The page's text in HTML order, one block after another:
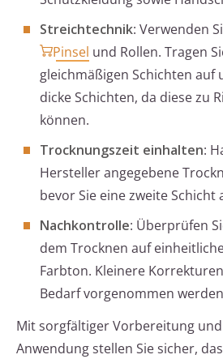
Streichtechnik: Verwenden
Pinsel und Rollen. Tragen
gleichmäßigen Schichten auf
dicke Schichten, da diese zu
können.
Trocknungszeit einhalten:
Hersteller angegebene
bevor Sie eine zweite Schicht
Nachkontrolle: Überprüfen
dem Trocknen auf
Farbton. Kleinere
Bedarf vorgenommen
Mit sorgfältiger Vorbereitung
Anwendung stellen Sie sicher,